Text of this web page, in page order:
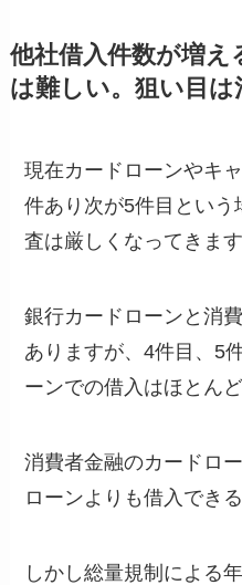
他社借入件数が増え
は難しい。狙い目は
現在カードローンやキ
件あり次が5件目とい
査は厳しくなってきます
銀行カードローンと消
ありますが、4件目、5
ーンでの借入はほとん
消費者金融のカードロ
ローンよりも借入でき
しかし総量規制による